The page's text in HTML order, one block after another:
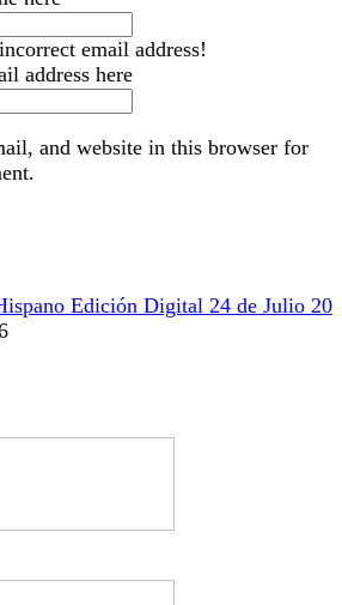
email address!
address here
and website in this browser for